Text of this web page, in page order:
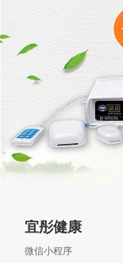
宜彤健康
微信小程序